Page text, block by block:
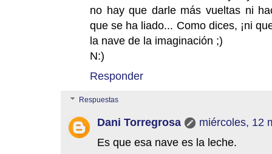
no hay que darle más vueltas ni
que se ha liado... Como dices, ¡ni
la nave de la imaginación ;)
N:)
Responder
Respuestas
Dani Torregrosa
miércoles, 12
Es que esa nave es la leche.